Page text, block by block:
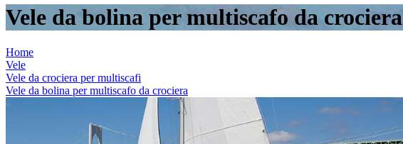
Vele da bolina per multiscafo da crociera
Home
Vele
Vele da crociera per multiscafi
Vele da bolina per multiscafo da crociera